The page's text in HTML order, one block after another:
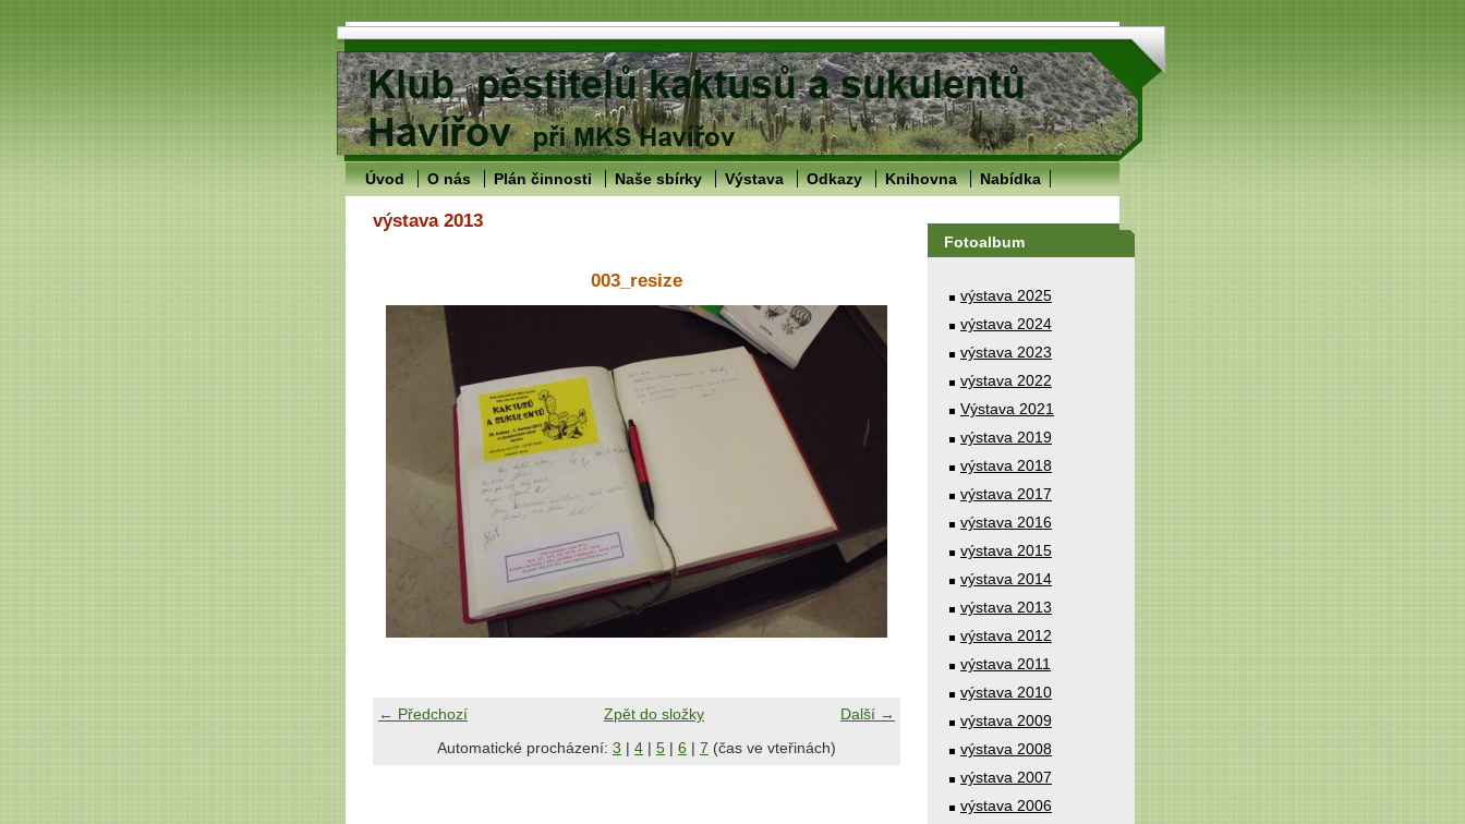
Úvod O nás Plán činnosti Naše sbírky Výstava Odkazy Knihovna Nabídka
výstava 2013
003_resize
← Předchozí Další →
Zpět do složky
Automatické procházení: 3 | 4 | 5 | 6 | 7 (čas ve vteřinách)
Fotoalbum
výstava 2025
výstava 2024
výstava 2023
výstava 2022
Výstava 2021
výstava 2019
výstava 2018
výstava 2017
výstava 2016
výstava 2015
výstava 2014
výstava 2013
výstava 2012
výstava 2011
výstava 2010
výstava 2009
výstava 2008
výstava 2007
výstava 2006